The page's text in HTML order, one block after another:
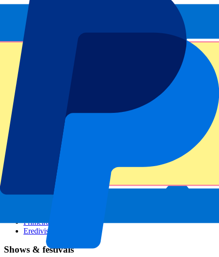
Populaire events
GP Spanje
Alle sporten
Voetbalcompetities
Champions League
Premier League
Serie A
Primeira Liga
Eredivisie
Shows & festivals